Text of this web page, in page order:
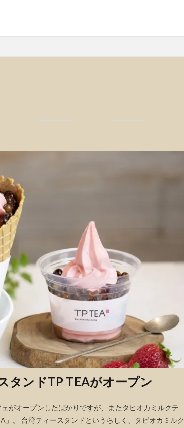
タンドTP TEAがオープン
がオープンしたばかりですが、またタピオカミルクテ
。 台湾ティースタンドというらしく、タピオカミルク